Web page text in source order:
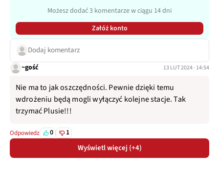
Możesz dodać 3 komentarze w ciągu 14 dni
Załóż konto
Dodaj komentarz
~gość 13 LUT 2024 · 14:54
Nie ma to jak oszczędności. Pewnie dzięki temu
wdrożeniu będą mogli wyłączyć kolejne stacje. Tak
trzymać Plusie!!!
Odpowiedz 0 1
Wyświetl więcej (+4)